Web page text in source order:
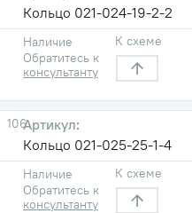
Кольцо 021-024-19-2-2
Наличие
Обратитесь к
консультанту
К схеме
106
Кольцо 021-025-25-1-4
Наличие
Обратитесь к
консультанту
К схеме